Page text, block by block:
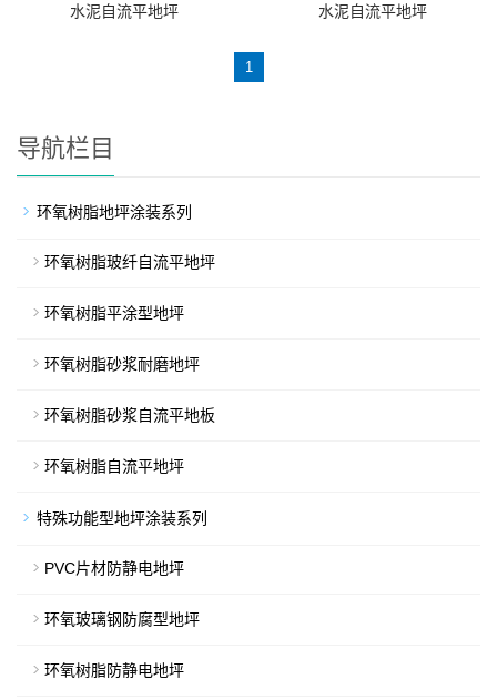
水泥自流平地坪 水泥自流平地坪
1
导航栏目
环氧树脂地坪涂装系列
环氧树脂玻纤自流平地坪
环氧树脂平涂型地坪
环氧树脂砂浆耐磨地坪
环氧树脂砂浆自流平地板
环氧树脂自流平地坪
特殊功能型地坪涂装系列
PVC片材防静电地坪
环氧玻璃钢防腐型地坪
环氧树脂防静电地坪